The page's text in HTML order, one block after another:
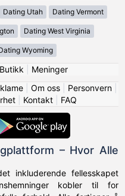
Dating Utah Dating Vermont
Dating West Virginia
Wyoming
Butikk
Meninger
| Om oss| Personvern|
Kontakt FAQ
– Hvor Alle
inkluderende fellesskapet
kobler til for